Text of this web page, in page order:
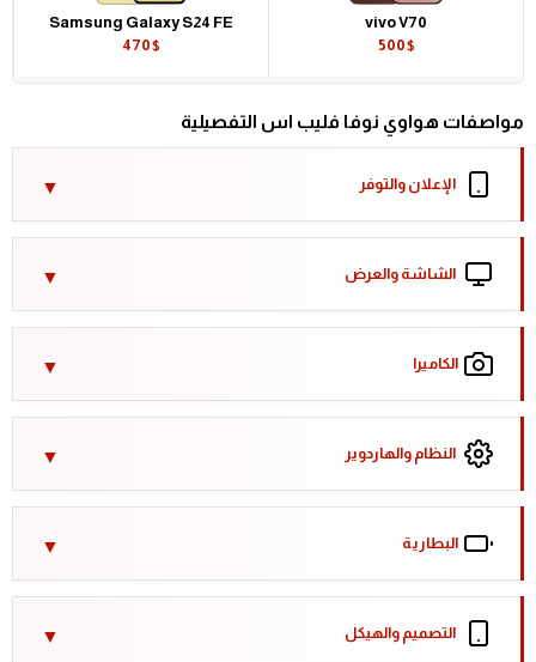
vivo V70
500$
Samsung Galaxy S24 FE
470$
مواصفات هواوي نوفا فليب اس التفصيلية
الإعلان والتوفر
الشاشة والعرض
الكاميرا
النظام والهاردوير
البطارية
التصميم والهيكل